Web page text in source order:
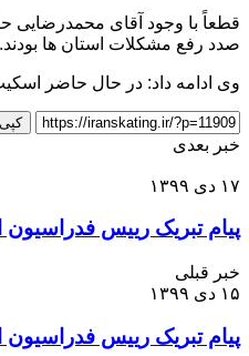
قطعاً با وجود آقای محمدرضایی
صدد رفع مشکلات استان ها بودند.
وی ادامه داد: در حال حاضر
خبر بعدی
۱۷ دی ۱۳۹۹
پیام تبریک رییس
خبر قبلی
۱۵ دی ۱۳۹۹
پیام تبریک رییس